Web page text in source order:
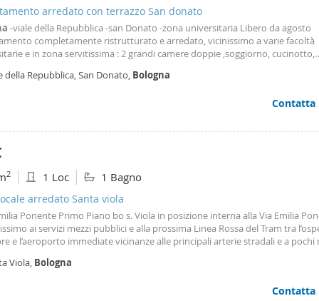
arredato con terrazzo San donato
-viale della Repubblica -san Donato -zona universitaria Libero da agosto
completamente ristrutturato e arredato, vicinissimo a varie facoltà
e in zona servitissima : 2 grandi camere doppie ,soggiorno, cucinotto,
incluso riscaldamento , utenze a parte. Affitto totale 1400 euro
della Repubblica, San Donato, Bologna
Contatta
2 1 Loc 1 Bagno
arredato Santa viola
Ponente Primo Piano bo s. Viola in posizione interna alla Via Emilia
ai servizi mezzi pubblici e alla prossima Linea Rossa del Tram tra
e l’aeroporto immediate vicinanze alle principali arterie stradali e a pochi
Fondazione Opificio Golinelli e ad Aziende quali gd Coesia Mast Ducati. In
di mq 40 ristrutturato di recente con ottime finiture e posto al
Viola, Bologna
Contatta